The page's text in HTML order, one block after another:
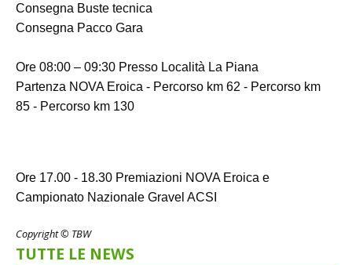
Consegna Buste tecnica
Consegna Pacco Gara
Ore 08:00 – 09:30 Presso Località La Piana
Partenza NOVA Eroica - Percorso km 62 - Percorso km
85 - Percorso km 130
Ore 17.00 - 18.30 Premiazioni NOVA Eroica e
Campionato Nazionale Gravel ACSI
Copyright © TBW
TUTTE LE NEWS